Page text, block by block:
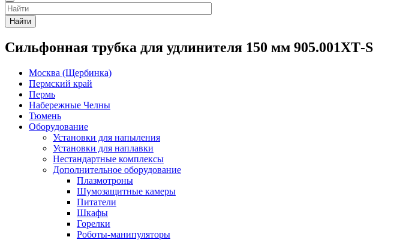
Найти
Сильфонная трубка для удлинителя 150 мм 905.001ХТ-S
Москва (Щербинка)
Пермский край
Пермь
Набережные Челны
Тюмень
Оборудование
Установки для напыления
Установки для наплавки
Нестандартные комплексы
Дополнительное оборудование
Плазмотроны
Шумозащитные камеры
Питатели
Шкафы
Горелки
Роботы-манипуляторы